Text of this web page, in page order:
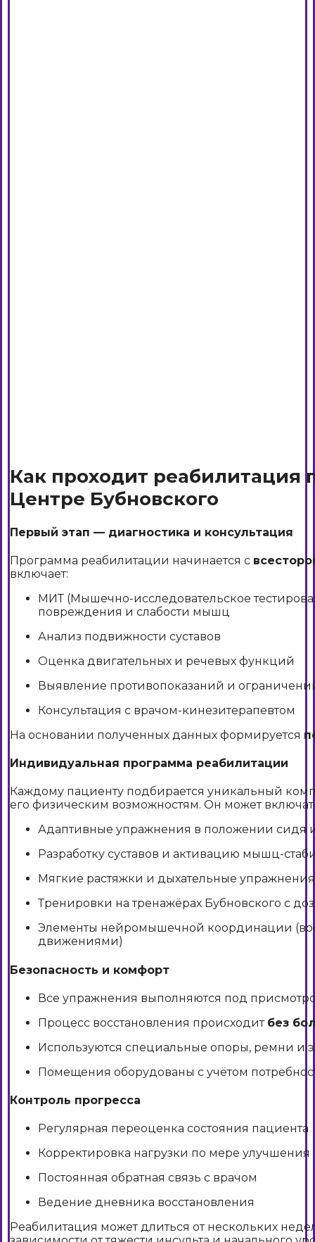
Как проходит реабилитация
Центре Бубновского
Первый этап — диагностика и консультация
Программа реабилитации начинается с
включает:
МИТ (Мышечно-исследовательское
повреждения и слабости мышц
Анализ подвижности суставов
Оценка двигательных и речевых функций
Выявление противопоказаний и
Консультация с врачом-кинезитерапевтом
На основании полученных данных формируется
Индивидуальная программа реабилитации
Каждому пациенту подбирается уникальный
его физическим возможностям. Он может
Адаптивные упражнения в положении сидя
Разработку суставов и активацию мышц-
Мягкие растяжки и дыхательные упражнения
Тренировки на тренажёрах Бубновского с
Элементы нейромышечной координации
движениями)
Безопасность и комфорт
Все упражнения выполняются под
Процесс восстановления происходит без
Используются специальные опоры, ремни и
Помещения оборудованы с учётом
Контроль прогресса
Регулярная переоценка состояния пациента
Корректировка нагрузки по мере улучшения
Постоянная обратная связь с врачом
Ведение дневника восстановления
Реабилитация может длиться от нескольких